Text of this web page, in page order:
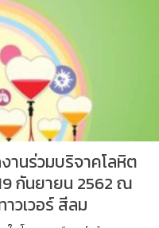
านร่วมบริจาคโลหิต
กันยายน 2562 ณ
วเวอร์ สีลม